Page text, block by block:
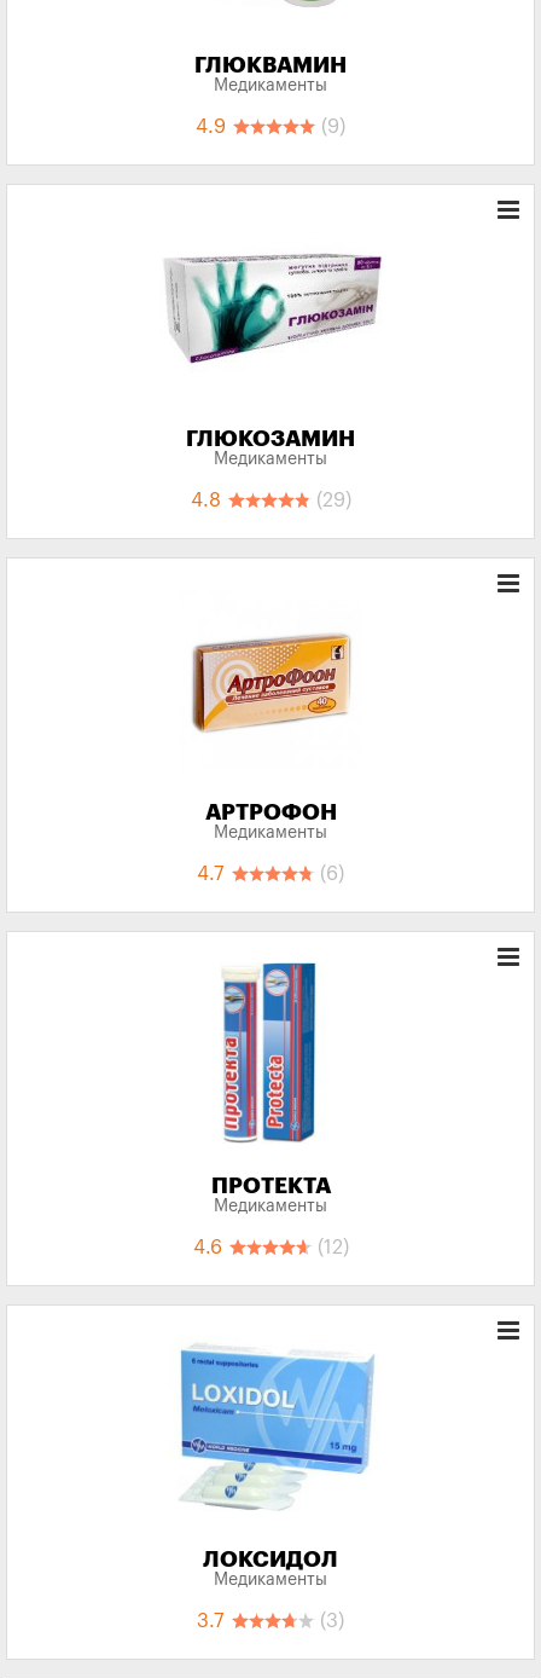
ГЛЮКВАМИН
Медикаменты
4.9 (9)
ГЛЮКОЗАМИН
Медикаменты
4.8 (29)
АРТРОФОН
Медикаменты
4.7 (6)
ПРОТЕКТА
Медикаменты
4.6 (12)
ЛОКСИДОЛ
Медикаменты
3.7 (3)